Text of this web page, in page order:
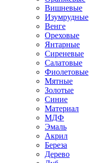
Вишневые
Изумрудные
Венге
Ореховые
Янтарные
Сиреневые
Салатовые
Фиолетовые
Мятные
Золотые
Синие
Материал
МДФ
Эмаль
Акрил
Береза
Дерево